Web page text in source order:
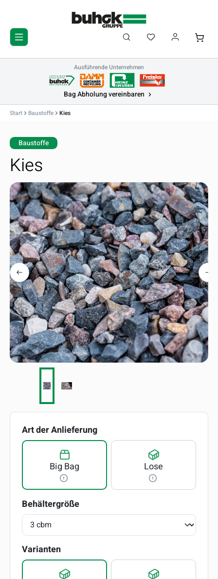
Zum Hauptinhalt springen
Du hast 0 Produkte
Ausführende Unternehmen
Bag Abholung vereinbaren
Start Baustoffe Kies
Baustoffe
Kies
Bildergalerie überspringen
Art der Anlieferungauswählen
Big Bag Lose
Behältergrößeauswählen
Variantenauswählen